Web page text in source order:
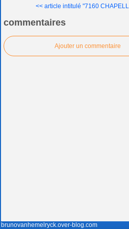
<< article intitulé "7160
commentaires
Ajouter un commentaire
brunovanhemelryck.over-blog.com